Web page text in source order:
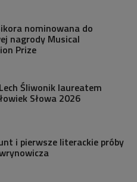
nominowana do
nagrody Musical
Prize
Śliwonik laureatem
Słowa 2026
i pierwsze literackie próby